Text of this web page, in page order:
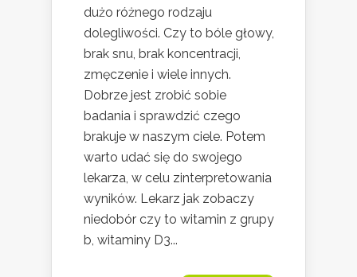
dużo różnego rodzaju
dolegliwości. Czy to bóle głowy,
brak snu, brak koncentracji,
zmęczenie i wiele innych.
Dobrze jest zrobić sobie
badania i sprawdzić czego
brakuje w naszym ciele. Potem
warto udać się do swojego
lekarza, w celu zinterpretowania
wyników. Lekarz jak zobaczy
niedobór czy to witamin z grupy
b, witaminy D3...